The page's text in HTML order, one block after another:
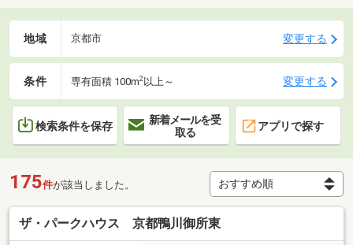
てくださいね。
地域 京都市 変更する
条件 専有面積 100m2 以上～ 変更する
検索条件を保存
新着メールを受
取る
アプリで探す
175件が該当しました。
ザ・パークハウス 京都鴨川御所東